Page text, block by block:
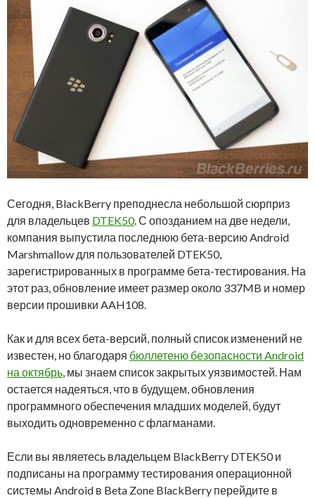
Сегодня, BlackBerry преподнесла небольшой сюрприз
для владельцев DTEK50. С опозданием на две недели,
компания выпустила последнюю бета-версию Android
Marshmallow для пользователей DTEK50,
зарегистрированных в программе бета-тестирования. На
этот раз, обновление имеет размер около 337MB и номер
версии прошивки AAH108.
Как и для всех бета-версий, полный список изменений не
известен, но благодаря бюллетеню безопасности Android
на октябрь, мы знаем список закрытых уязвимостей. Нам
остается надеяться, что в будущем, обновления
программного обеспечения младших моделей, будут
выходить одновременно с флагманами.
Если вы являетесь владельцем BlackBerry DTEK50 и
подписаны на программу тестирования операционной
системы Android в Beta Zone BlackBerry перейдите в